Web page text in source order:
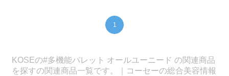
1
KOSEの#多機能パレット オールユーニード の関連商品
を探すの関連商品一覧です。｜コーセーの総合美容情報